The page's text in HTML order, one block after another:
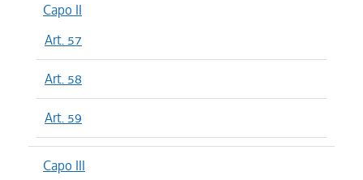
Capo II
Art. 57
Art. 58
Art. 59
Capo III